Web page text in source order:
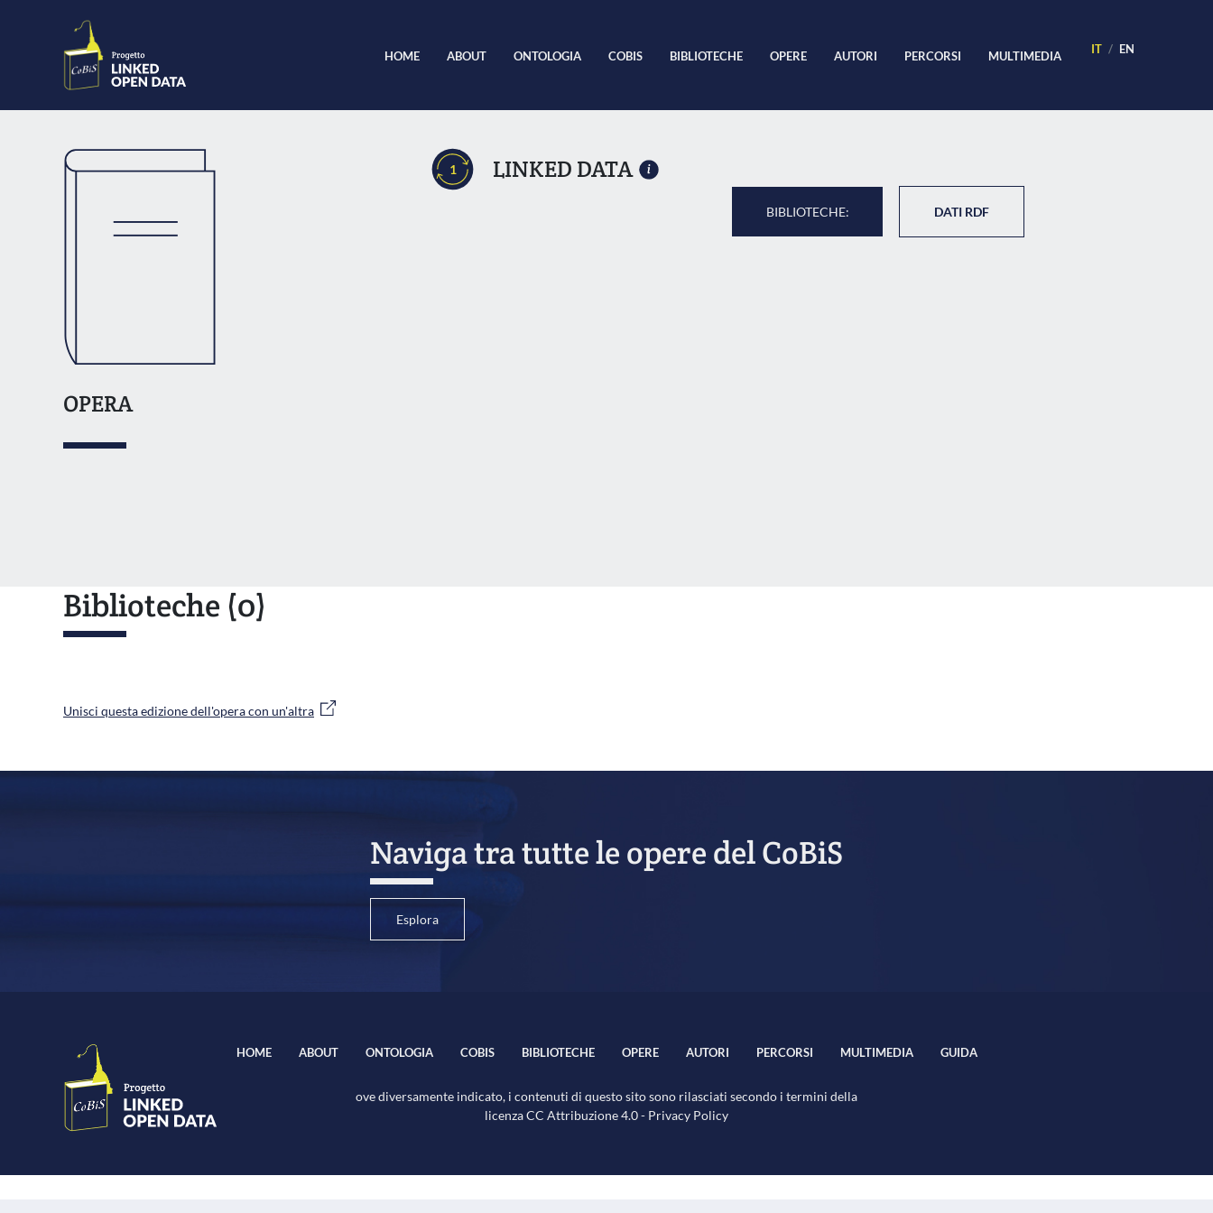
HOME ABOUT ONTOLOGIA COBIS BIBLIOTECHE OPERE AUTORI PERCORSI MULTIMEDIA IT EN
1 LINKED DATA
OPERA
BIBLIOTECHE: DATI RDF
Biblioteche (0)
Unisci questa edizione dell'opera con un'altra
Naviga tra tutte le opere del CoBiS
Esplora
HOME ABOUT ONTOLOGIA COBIS BIBLIOTECHE OPERE AUTORI PERCORSI MULTIMEDIA GUIDA
ove diversamente indicato, i contenuti di questo sito sono rilasciati secondo i termini della
licenzaCC Attribuzione 4.0- Privacy Policy